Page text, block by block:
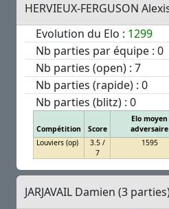
HERVIEUX-FERGUSON
Evolution du Elo : 1299
Nb parties par équipe : 0
Nb parties (open) : 7
Nb parties (rapide) : 0
Nb parties (blitz) : 0
Compétition Score
Elo moyen
adversaire
Louviers (op)
3.5 /
7
1595
JARJAVAIL Damien (3